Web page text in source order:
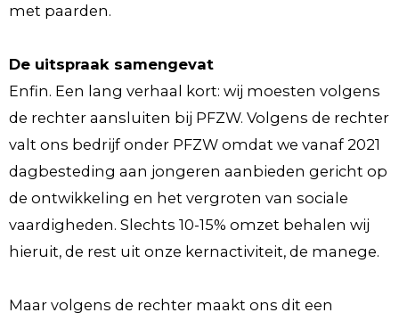
met paarden.
De uitspraak samengevat
Enfin. Een lang verhaal kort: wij moesten volgens
de rechter aansluiten bij PFZW. Volgens de rechter
valt ons bedrijf onder PFZW omdat we vanaf 2021
dagbesteding aan jongeren aanbieden gericht op
de ontwikkeling en het vergroten van sociale
vaardigheden. Slechts 10-15% omzet behalen wij
hieruit, de rest uit onze kernactiviteit, de manege.
Maar volgens de rechter maakt ons dit een